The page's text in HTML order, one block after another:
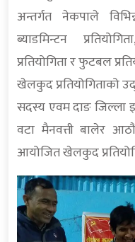
अन्तर्गत नेकपाले
ब्याडमिन्टन
प्रतियोगिता र फुटबल
खेलकुद प्रतियोगिताको
सदस्य एवम दाङ जिल्ला
वटा मैनवत्ती बालेर
आयोजित खेलकुद